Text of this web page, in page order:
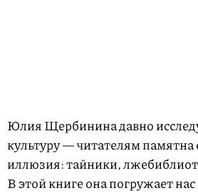
Юлия Щербинина давно
культуру — читателям памятна
иллюзия: тайники,
В этой книге она погружает